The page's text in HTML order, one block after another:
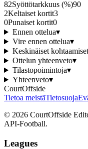
82Syöttötarkkuus (%)90
2Keltaiset kortit3
0Punaiset kortit0
Ennen ottelua▾
Vire ennen ottelua▾
Keskinäiset kohtaamiset
Ottelun yhteenveto▾
Tilastopoimintoja▾
Yhteenveto▾
CourtOffside
Tietoa meistäTietosuoja
© 2026 CourtOffside
API-Football.
Leagues